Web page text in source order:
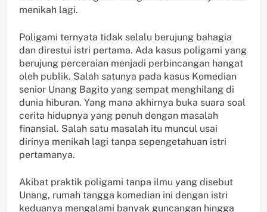
menikah lagi.
Poligami ternyata tidak selalu berujung bahagia
dan direstui istri pertama. Ada kasus poligami yang
berujung perceraian menjadi perbincangan hangat
oleh publik. Salah satunya pada kasus Komedian
senior Unang Bagito yang sempat menghilang di
dunia hiburan. Yang mana akhirnya buka suara soal
cerita hidupnya yang penuh dengan masalah
finansial. Salah satu masalah itu muncul usai
dirinya menikah lagi tanpa sepengetahuan istri
pertamanya.
Akibat praktik poligami tanpa ilmu yang disebut
Unang, rumah tangga komedian ini dengan istri
keduanya mengalami banyak guncangan hingga